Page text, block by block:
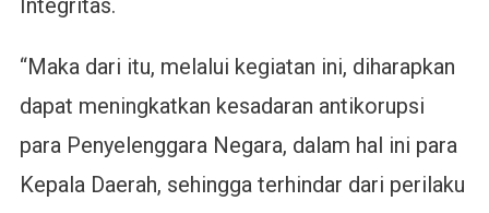
“Maka dari itu, melalui kegiatan ini, diharapkan
dapat meningkatkan kesadaran antikorupsi
para Penyelenggara Negara, dalam hal ini para
Kepala Daerah, sehingga terhindar dari perilaku